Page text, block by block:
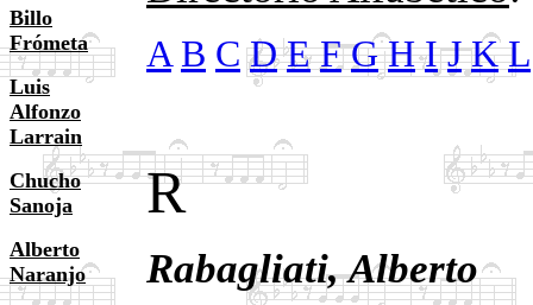
Billo
Frómeta
Luis
Alfonzo
Larrain
Chucho
Sanoja
Alberto
Naranjo
A B C D E F G H I J K L
R
Rabagliati,Alberto